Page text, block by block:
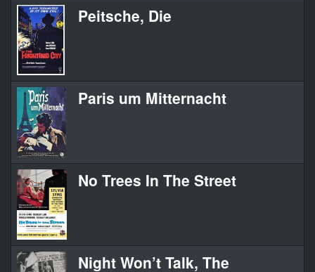
Peitsche, Die
Paris um Mitternacht
No Trees In The Street
Night Won’t Talk, The